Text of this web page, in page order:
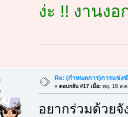
ง่ะ !! งานง
Re: (กำหนดการ)การแข่ง
« ตอบกลับ #17 เมื่อ: พฤ. 16 ส.ค
อยากร่วมด้วย